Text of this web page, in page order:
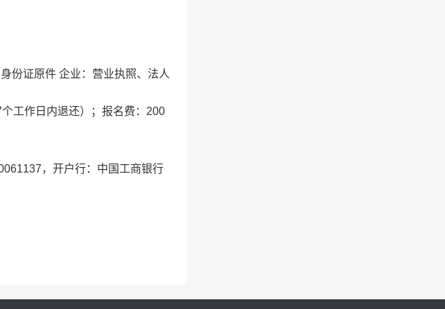
份证原件 企业：营业执照、法人
工作日内退还）；报名费：200
，开户行：中国工商银行